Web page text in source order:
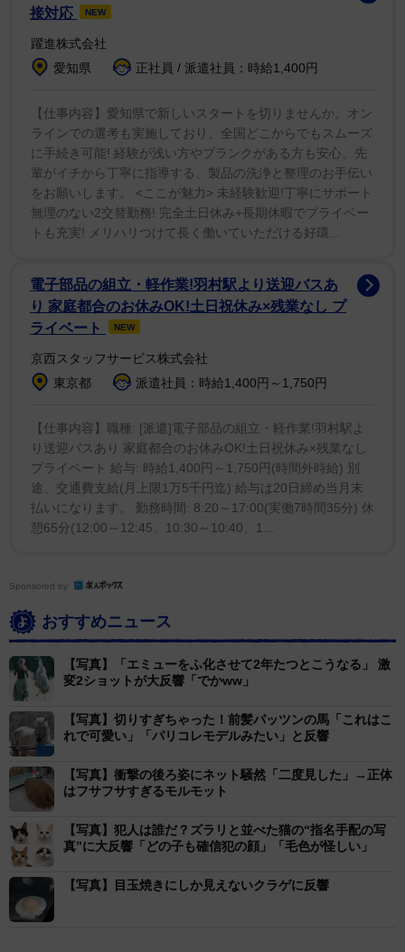
1/4
なんでそこがいいの！？
弟のお嫁さんが実家に連れてきたというこのインコ。し
かし、家に着くやいなや、なぜかお父さんの頭を気に入
う。
とっても見晴らしが良さそうです
この奇妙で愛らしい師弟コンビの誕生秘話について、投
稿者である、EMI（@emirio2.0）さんに詳しい話を聞い
た。
――お父さんの頭に乗るようになったきっかけは？
EMI：弟のお嫁さんが飼っている鳥を連れてきたのです
接対応
NEW
躍進株式会社
愛知県
正社員 / 派遣社員：時給1,400円
【仕事内容】愛知県で新しいスタートを切りませんか。オン
ラインでの選考も実施しており、全国どこからでもスムーズ
に手続き可能! 経験が浅い方やブランクがある方も安心。先
輩がイチから丁寧に指導する、製品の洗浄と整理のお手伝い
をお願いします。 <ここが魅力> 未経験歓迎!丁寧にサポート
無理のない2交替勤務! 完全土日休み+長期休暇でプライベー
トも充実! メリハリつけて長く働いていただける好環...
電子部品の組立・軽作業!羽村駅より送迎バスあ
り 家庭都合のお休みOK!土日祝休み×残業なし プ
ライベート
NEW
京西スタッフサービス株式会社
東京都
派遣社員：時給1,400円～1,750円
【仕事内容】職種: [派遣]電子部品の組立・軽作業!羽村駅よ
り送迎バスあり 家庭都合のお休みOK!土日祝休み×残業なし
プライベート 給与: 時給1,400円～1,750円(時間外時給) 別
途、交通費支給(月上限1万5千円迄) 給与は20日締め当月末
払いになります。 勤務時間: 8:20～17:00(実働7時間35分) 休
憩65分(12:00～12:45、10:30～10:40、1...
Sponsored by
おすすめニュース
【写真】「エミューをふ化させて2年たつとこうなる」 激
変2ショットが大反響「でかww」
【写真】切りすぎちゃった！前髪パッツンの馬「これはこ
れで可愛い」「パリコレモデルみたい」と反響
【写真】衝撃の後ろ姿にネット騒然「二度見した」→正体
はフサフサすぎるモルモット
【写真】犯人は誰だ？ズラリと並べた猫の“指名手配の写
真”に大反響「どの子も確信犯の顔」「毛色が怪しい」
【写真】目玉焼きにしか見えないクラゲに反響